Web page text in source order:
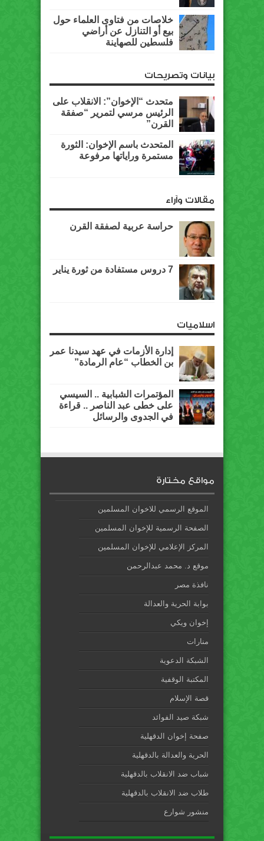
خلاصات من فتاوى العلماء حول
بيع أو التنازل عن أراضي
فلسطين للصهاينة
بيانات وتصريحات
متحدث “الإخوان”: الانقلاب على
الرئيس مرسي لتمرير “صفقة
القرن”
المتحدث باسم الإخوان: الثورة
مستمرة وراياتها مرفوعة
مقالات وآراء
حراسة عربية لصفقة القرن
7 دروس مستفادة من ثورة يناير
اسلاميات
إدارة الأزمات في عهد سيدنا عمر
بن الخطاب “عام الرمادة”
المؤتمرات الشبابية .. السيسي
على خطى عبد الناصر .. قراءة
في الجدوى والرسائل
مواقع مختارة
الموقع الرسمي للاخوان المسلمين
الصفحة الرسمية للإخوان المسلمين
المركز الإعلامي للإخوان المسلمين
موقع د. محمد عبدالرحمن
نافذة مصر
بوابة الحرية والعدالة
إخوان ويكي
منارات
الشبكة الدعوية
المكتبة الوقفية
قصة الإسلام
شبكة صيد الفوائد
صفحة إخوان الدقهلية
الحرية والعدالة بالدقهلية
شباب ضد الانقلاب بالدقهلية
طلاب ضد الانقلاب بالدقهلية
منشور شوارع